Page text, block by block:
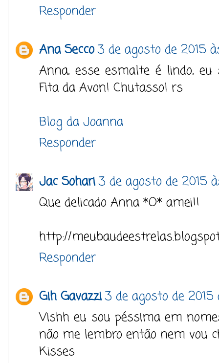
Responder
Ana Secco3 de agosto de 2015
Anna, esse esmalte é lindo,
Fita da Avon! Chutasso! rs
Blog da Joanna
Responder
Jac Sohari3 de agosto de 2015
Que delicado Anna *O* amei!!
http://
Responder
Gih Gavazzi3 de agosto de 2015
Vishh eu sou péssima em
não me lembro então nem vou
Kisses